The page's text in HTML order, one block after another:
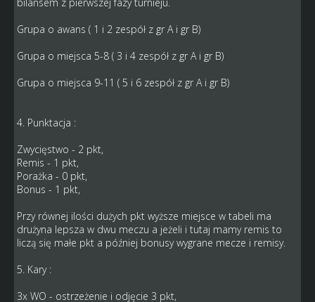
Grupa o awans ( 1 i 2 zespół z gr A i gr B)
Grupa o miejsca 5-8 ( 3 i 4 zespół z gr A i gr B)
Grupa o miejsca 9-11 ( 5 i 6 zespół z gr A i gr B)
4. Punktacja :
Zwycięstwo - 2 pkt,
Remis - 1 pkt,
Porażka - 0 pkt,
Bonus - 1 pkt,
Przy równej ilości dużych pkt wyższe miejsce w tabeli ma
drużyna lepsza w dwu meczu a jeżeli i tutaj mamy remis to
liczą się małe pkt a później bonusy wygrane mecze i remisy.
5. Kary :
3x WO - ostrzeżenie i odjęcie 3 pkt,